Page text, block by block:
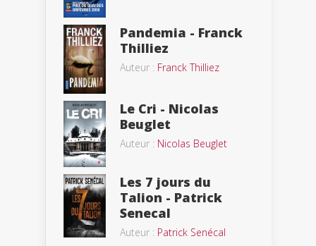
Pandemia - Franck
Thilliez
Auteur : Franck Thilliez
Le Cri - Nicolas
Beuglet
Auteur : Nicolas Beuglet
Les 7 jours du
Talion - Patrick
Senecal
Auteur : Patrick Senécal